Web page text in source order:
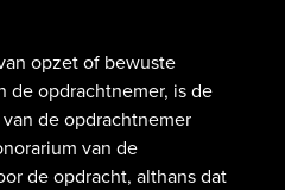
opzet of bewuste
de opdrachtnemer, is de
de opdrachtnemer
van de
de opdracht, althans dat